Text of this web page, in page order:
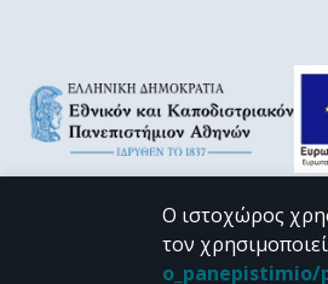
CC BY-NC 4.0
Ο ιστοχώρος
τον
o_panepistimio/